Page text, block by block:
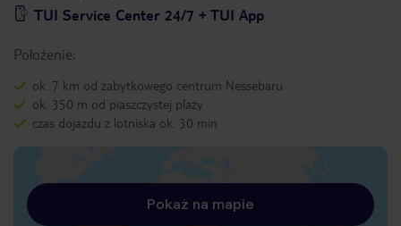
TUI Service Center 24/7 + TUI App
Położenie:
ok. 7 km od zabytkowego centrum Nessebaru
ok. 350 m od piaszczystej plaży
czas dojazdu z lotniska ok. 30 min
Pokaż na mapie